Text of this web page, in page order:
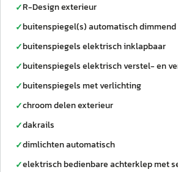
✓R-Design exterieur
✓buitenspiegel(s) automatisch dimmend
✓buitenspiegels elektrisch inklapbaar
✓buitenspiegels elektrisch verstel- en
✓buitenspiegels met verlichting
✓chroom delen exterieur
✓dakrails
✓dimlichten automatisch
✓elektrisch bedienbare achterklep met